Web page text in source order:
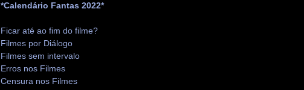
*Calendário Fantas 2022*
Ficar até ao fim do filme?
Filmes por Diálogo
Filmes sem intervalo
Erros nos Filmes
Censura nos Filmes